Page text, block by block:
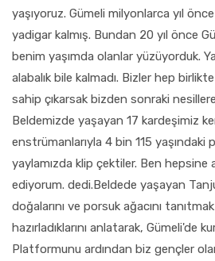
yaşıyoruz. Gümeli milyonlarca yıl
yadigar kalmış. Bundan 20 yıl önce
benim yaşımda olanlar yüzüyorduk.
alabalık bile kalmadı. Bizler hep
sahip çıkarsak bizden sonraki
Beldemizde yaşayan 17 kardeşimiz
enstrümanlarıyla 4 bin 115 yaşındaki
yaylamızda klip çektiler. Ben hepsine
ediyorum. dedi.Beldede yaşayan
doğalarını ve porsuk ağacını
hazırladıklarını anlatarak, Gümeli'de
Platformunu ardından biz gençler